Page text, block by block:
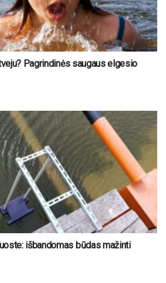
Pagrindinės saugaus elgesio
išbandomas būdas mažinti